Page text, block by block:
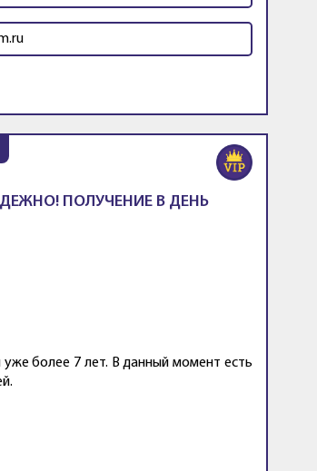
ПОЛУЧЕНИЕ В ДЕНЬ
более 7 лет. В данный момент есть